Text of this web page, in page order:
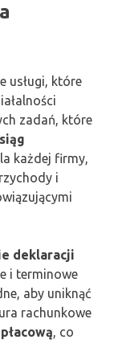
usługi, które
zadań, które
każdej firmy,
i
deklaracji
i terminowe
aby uniknąć
rachunkowe
, co